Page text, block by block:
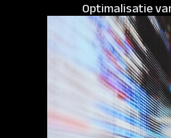
Optimalisatie